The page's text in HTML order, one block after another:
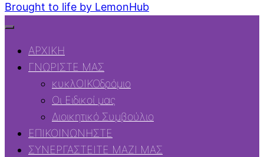
Brought to life by LemonHub
ΑΡΧΙΚΗ
ΓΝΩΡΙΣΤΕ ΜΑΣ
κυκλΟΙΚΟδρόμιο
Οι Ειδικοί μας
Διοικητικό Συμβούλιο
ΕΠΙΚΟΙΝΩΝΗΣΤΕ
ΣΥΝΕΡΓΑΣΤΕΙΤΕ ΜΑΖΙ ΜΑΣ